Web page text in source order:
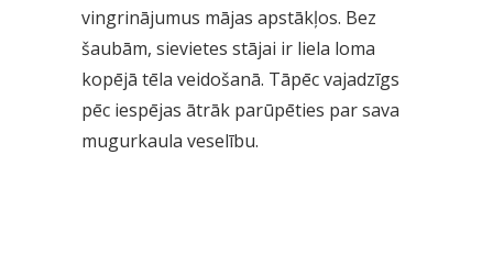
vingrinājumus mājas apstākļos. Bez
šaubām, sievietes stājai ir liela loma
kopējā tēla veidošanā. Tāpēc vajadzīgs
pēc iespējas ātrāk parūpēties par sava
mugurkaula veselību.